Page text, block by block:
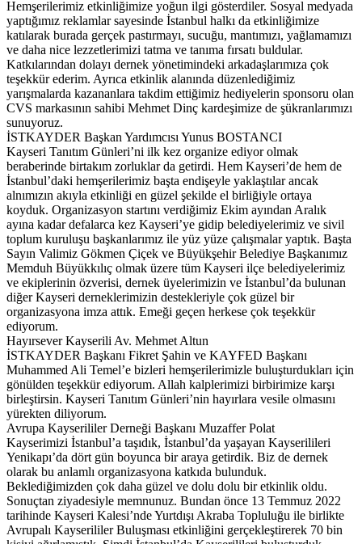
Hemşerilerimiz etkinliğimize yoğun ilgi gösterdiler. Sosyal medyada
yaptığımız reklamlar sayesinde İstanbul halkı da etkinliğimize
katılarak burada gerçek pastırmayı, sucuğu, mantımızı, yağlamamızı
ve daha nice lezzetlerimizi tatma ve tanıma fırsatı buldular.
Katkılarından dolayı dernek yönetimindeki arkadaşlarımıza çok
teşekkür ederim. Ayrıca etkinlik alanında düzenlediğimiz
yarışmalarda kazananlara takdim ettiğimiz hediyelerin sponsoru olan
CVS markasının sahibi Mehmet Dinç kardeşimize de şükranlarımızı
sunuyoruz.
İSTKAYDER Başkan Yardımcısı Yunus BOSTANCI
Kayseri Tanıtım Günleri’ni ilk kez organize ediyor olmak
beraberinde birtakım zorluklar da getirdi. Hem Kayseri’de hem de
İstanbul’daki hemşerilerimiz başta endişeyle yaklaştılar ancak
alnımızın akıyla etkinliği en güzel şekilde el birliğiyle ortaya
koyduk. Organizasyon startını verdiğimiz Ekim ayından Aralık
ayına kadar defalarca kez Kayseri’ye gidip belediyelerimiz ve sivil
toplum kuruluşu başkanlarımız ile yüz yüze çalışmalar yaptık. Başta
Sayın Valimiz Gökmen Çiçek ve Büyükşehir Belediye Başkanımız
Memduh Büyükkılıç olmak üzere tüm Kayseri ilçe belediyelerimiz
ve ekiplerinin özverisi, dernek üyelerimizin ve İstanbul’da bulunan
diğer Kayseri derneklerimizin destekleriyle çok güzel bir
organizasyona imza attık. Emeği geçen herkese çok teşekkür
ediyorum.
Hayırsever Kayserili Av. Mehmet Altun
İSTKAYDER Başkanı Fikret Şahin ve KAYFED Başkanı
Muhammed Ali Temel’e bizleri hemşerilerimizle buluşturdukları için
gönülden teşekkür ediyorum. Allah kalplerimizi birbirimize karşı
birleştirsin. Kayseri Tanıtım Günleri’nin hayırlara vesile olmasını
yürekten diliyorum.
Avrupa Kayserililer Derneği Başkanı Muzaffer Polat
Kayserimizi İstanbul’a taşıdık, İstanbul’da yaşayan Kayserilileri
Yenikapı’da dört gün boyunca bir araya getirdik. Biz de dernek
olarak bu anlamlı organizasyona katkıda bulunduk.
Beklediğimizden çok daha güzel ve dolu dolu bir etkinlik oldu.
Sonuçtan ziyadesiyle memnunuz. Bundan önce 13 Temmuz 2022
tarihinde Kayseri Kalesi’nde Yurtdışı Akraba Topluluğu ile birlikte
Avrupalı Kayserililer Buluşması etkinliğini gerçekleştirerek 70 bin